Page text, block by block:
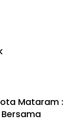
Mataram :